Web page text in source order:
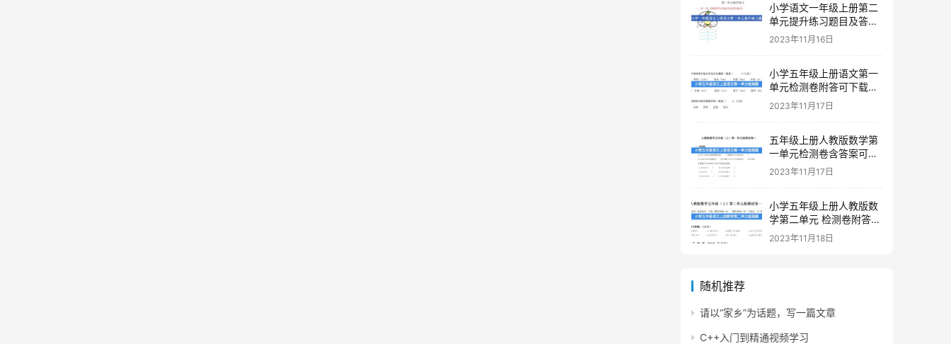
小学语文一年级上册第二
单元提升练习题目及答案
下载
2023年11月16日
小学五年级上册语文第一
单元检测卷附答可下载打
印
2023年11月17日
五年级上册人教版数学第
一单元检测卷含答案可下
载打印
2023年11月17日
小学五年级上册人教版数
学第二单元 检测卷附答案
下载
2023年11月18日
随机推荐
请以“家乡”为话题，写一篇文章
C++入门到精通视频学习